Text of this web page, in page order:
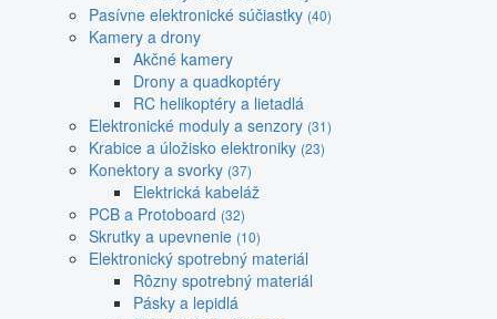
Pasívne elektronické súčiastky (40)
Kamery a drony
Akčné kamery
Drony a quadkoptéry
RC helikoptéry a lietadlá
Elektronické moduly a senzory (31)
Krabice a úložisko elektroniky (23)
Konektory a svorky (37)
Elektrická kabeláž
PCB a Protoboard (32)
Skrutky a upevnenie (10)
Elektronický spotrebný materiál
Rôzny spotrebný materiál
Pásky a lepidlá